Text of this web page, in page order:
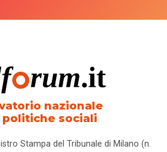
nazionale
politiche sociali
Stampa del Tribunale di Milano (n.